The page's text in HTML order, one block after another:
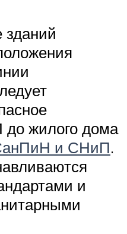
зданий
до жилого дома
и СНиП.
и